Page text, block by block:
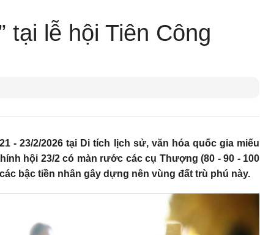
lễ hội Tiên Công
- 23/2/2026 tại Di tích lịch sử, văn hóa quốc gia miếu
hội 23/2 có màn rước các cụ Thượng (80 - 90 - 100
bậc tiền nhân gây dựng nên vùng đất trù phú này.